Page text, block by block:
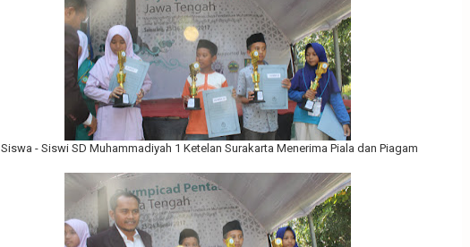
Siswa - Siswi SD Muhammadiyah 1 Ketelan Surakarta Menerima Piala dan Piagam